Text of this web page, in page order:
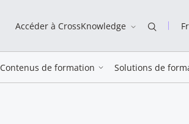
Accéder à CrossKnowledge
Contenus de formation Solutions de